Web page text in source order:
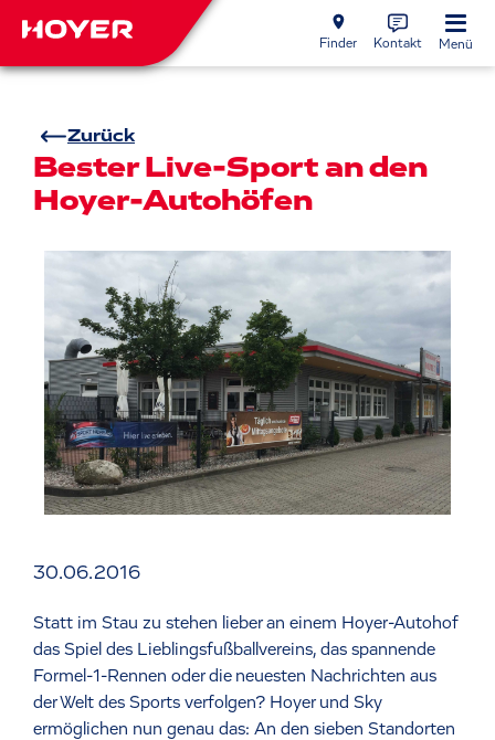
Finder Kontakt Menü
Zurück
Bester Live-Sport an den
Hoyer-Autohöfen
30.06.2016
Statt im Stau zu stehen lieber an einem Hoyer-Autohof
das Spiel des Lieblingsfußballvereins, das spannende
Formel-1-Rennen oder die neuesten Nachrichten aus
der Welt des Sports verfolgen? Hoyer und Sky
ermöglichen nun genau das: An den sieben Standorten